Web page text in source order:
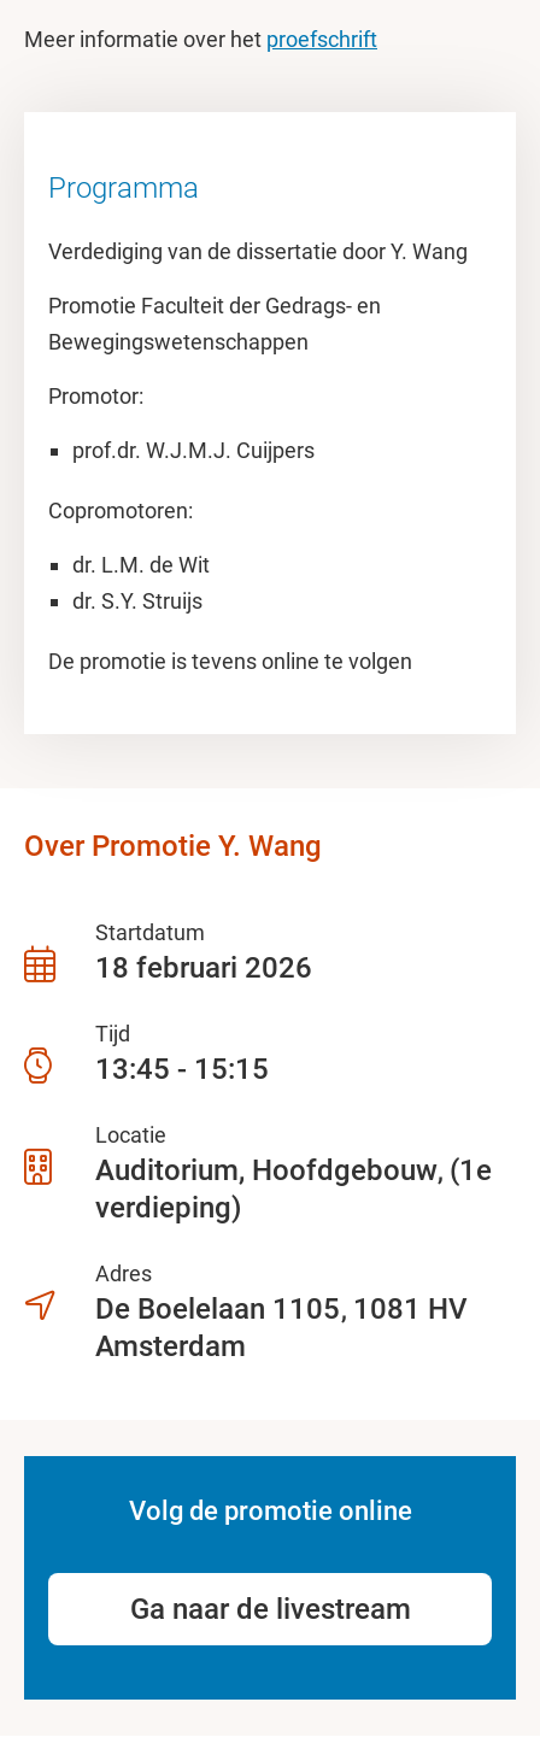
Meer informatie over het proefschrift
Programma
Verdediging van de dissertatie door Y. Wang
Promotie Faculteit der Gedrags- en
Bewegingswetenschappen
Promotor:
prof.dr. W.J.M.J. Cuijpers
Copromotoren:
dr. L.M. de Wit
dr. S.Y. Struijs
De promotie is tevens online te volgen
Over Promotie Y. Wang
Startdatum
18 februari 2026
Tijd
13:45 - 15:15
Locatie
Auditorium, Hoofdgebouw (1e
verdieping)
Adres
De Boelelaan 1105 1081 HV
Amsterdam
Volg de promotie online
Ga naar de livestream